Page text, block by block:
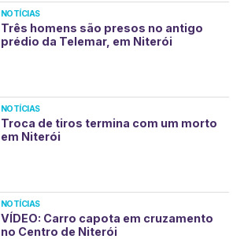
NOTÍCIAS
Três homens são presos no antigo
prédio da Telemar, em Niterói
NOTÍCIAS
Troca de tiros termina com um morto
em Niterói
NOTÍCIAS
VÍDEO: Carro capota em cruzamento
no Centro de Niterói